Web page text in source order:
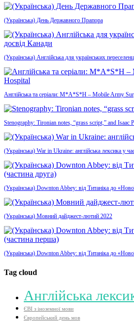
(Українська) День Державного Прапора
(Українська) Англійська для українських
Англійська та серіали: M*A*S*H – Mobile Army
Stenography: Tironian notes, “grass script,” and Isaac
(Українська) War in Ukraine: англійська лексика у
(Українська) Downton Abbey: від Титаніка до
(Українська) Мовний дайджест-лютий 2022
(Українська) Downton Abbey: від Титаніка до
Tag cloud
Aнглійська
ЄВІ з іноземної мови
Європейський день мов